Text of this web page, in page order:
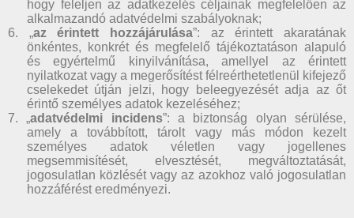
hogy feleljen az adatkezelés céljainak megfelelően az
alkalmazandó adatvédelmi szabályoknak;
6. „az érintett hozzájárulása”: az érintett akaratának
önkéntes, konkrét és megfelelő tájékoztatáson alapuló
és egyértelmű kinyilvánítása, amellyel az érintett
nyilatkozat vagy a megerősítést félreérthetetlenül kifejező
cselekedet útján jelzi, hogy beleegyezését adja az őt
érintő személyes adatok kezeléséhez;
7. „adatvédelmi incidens”: a biztonság olyan sérülése,
amely a továbbított, tárolt vagy más módon kezelt
személyes adatok véletlen vagy jogellenes
megsemmisítését, elvesztését, megváltoztatását,
jogosulatlan közlését vagy az azokhoz való jogosulatlan
hozzáférést eredményezi.